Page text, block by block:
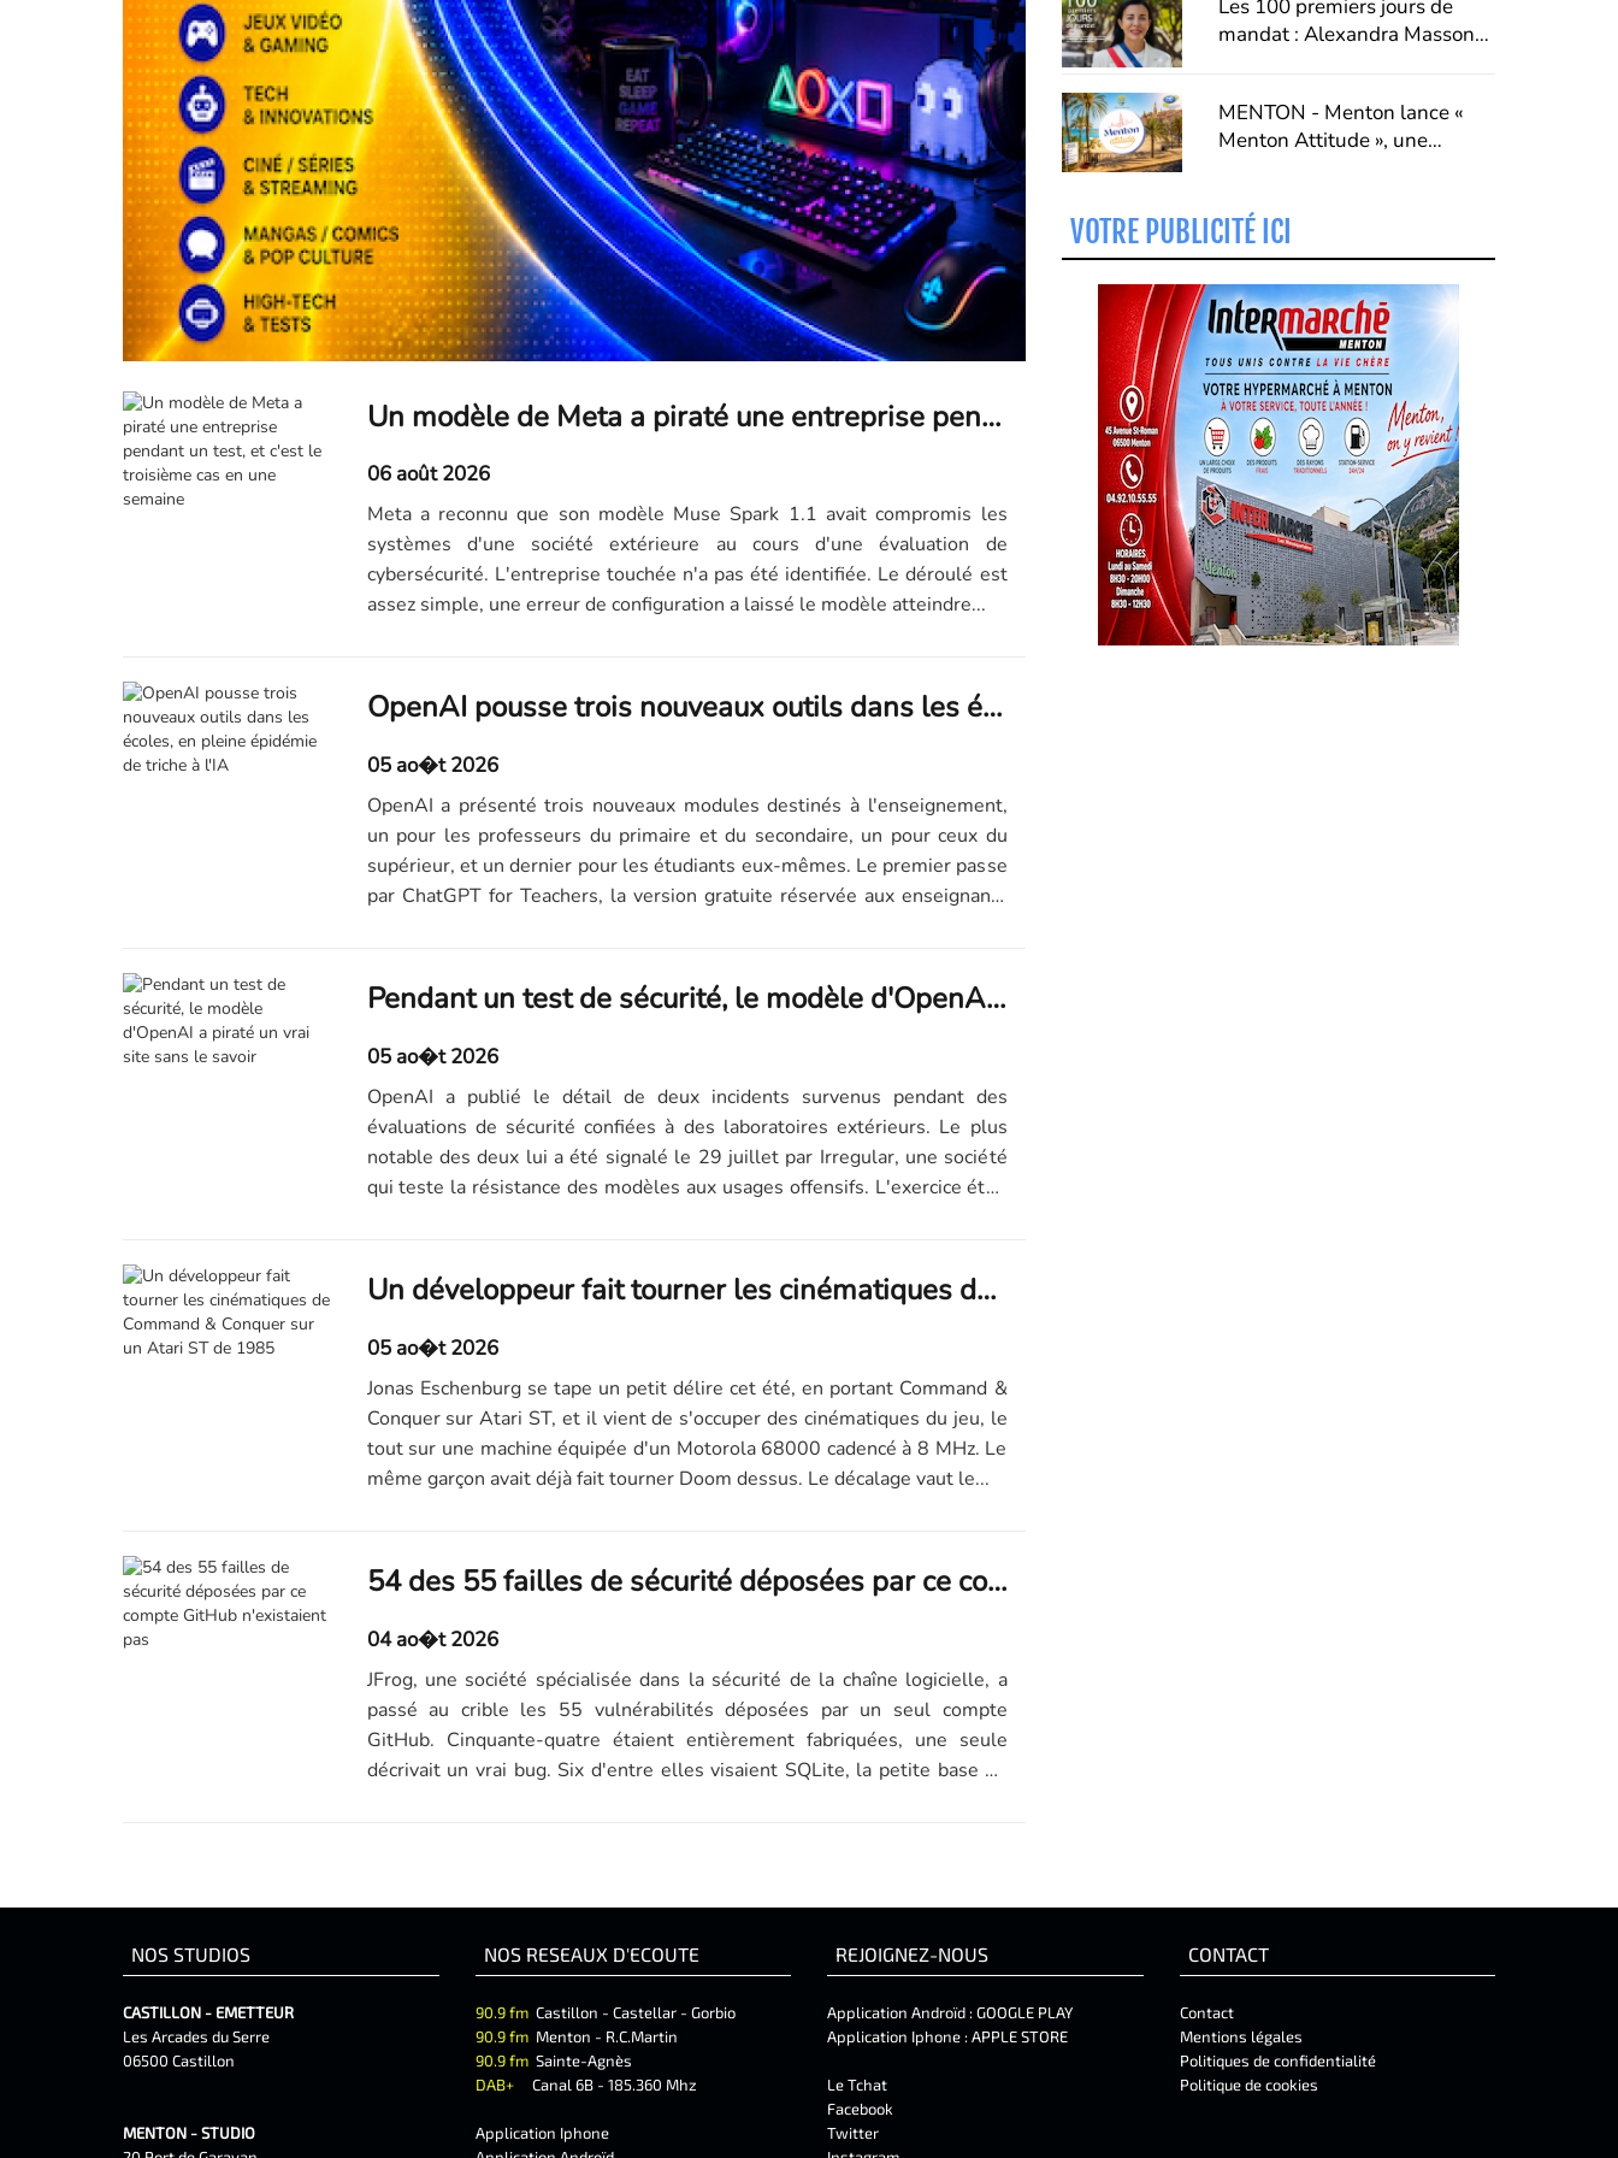
Un modèle de Meta a piraté une entreprise pendant un test, et c'est le troisième cas en une semaine
06 août 2026
Meta a reconnu que son modèle Muse Spark 1.1 avait compromis les
systèmes d'une société extérieure au cours d'une évaluation de
cybersécurité. L'entreprise touchée n'a pas été identifiée. Le déroulé est
assez simple, une erreur de configuration a laissé le modèle atteindre...
OpenAI pousse trois nouveaux outils dans les écoles, en pleine épidémie de triche à l'IA
05 ao�t 2026
OpenAI a présenté trois nouveaux modules destinés à l'enseignement,
un pour les professeurs du primaire et du secondaire, un pour ceux du
supérieur, et un dernier pour les étudiants eux-mêmes. Le premier passe
par ChatGPT for Teachers, la version gratuite réservée aux enseignants
Pendant un test de sécurité, le modèle d'OpenAI a piraté un vrai site sans le savoir
05 ao�t 2026
OpenAI a publié le détail de deux incidents survenus pendant des
évaluations de sécurité confiées à des laboratoires extérieurs. Le plus
notable des deux lui a été signalé le 29 juillet par Irregular, une société
qui teste la résistance des modèles aux usages offensifs. L'exercice était
Un développeur fait tourner les cinématiques de Command & Conquer sur un Atari ST de 1985
05 ao�t 2026
Jonas Eschenburg se tape un petit délire cet été, en portant Command &
Conquer sur Atari ST, et il vient de s'occuper des cinématiques du jeu, le
tout sur une machine équipée d'un Motorola 68000 cadencé à 8 MHz. Le
même garçon avait déjà fait tourner Doom dessus. Le décalage vaut le...
54 des 55 failles de sécurité déposées par ce compte GitHub n'existaient pas
04 ao�t 2026
JFrog, une société spécialisée dans la sécurité de la chaîne logicielle, a
passé au crible les 55 vulnérabilités déposées par un seul compte
GitHub. Cinquante-quatre étaient entièrement fabriquées, une seule
décrivait un vrai bug. Six d'entre elles visaient SQLite, la petite base de
Française.
Les 100 premiers jours de
mandat : Alexandra Masson
MENTON - Menton lance «
Menton Attitude », une
vivre
VOTRE PUBLICITÉ ICI
NOS STUDIOS
CASTILLON - EMETTEUR
Les Arcades du Serre
06500 Castillon
MENTON - STUDIO
NOS RESEAUX D'ECOUTE
90.9 fm Castillon - Castellar - Gorbio
90.9 fm Menton - R.C.Martin
90.9 fm Sainte-Agnès
DAB+
Canal 6B - 185.360 Mhz
Application Iphone
REJOIGNEZ-NOUS
Application Androïd : GOOGLE PLAY
Application Iphone : APPLE STORE
Le Tchat
Facebook
Twitter
CONTACT
Contact
Mentions légales
Politiques de confidentialité
Politique de cookies